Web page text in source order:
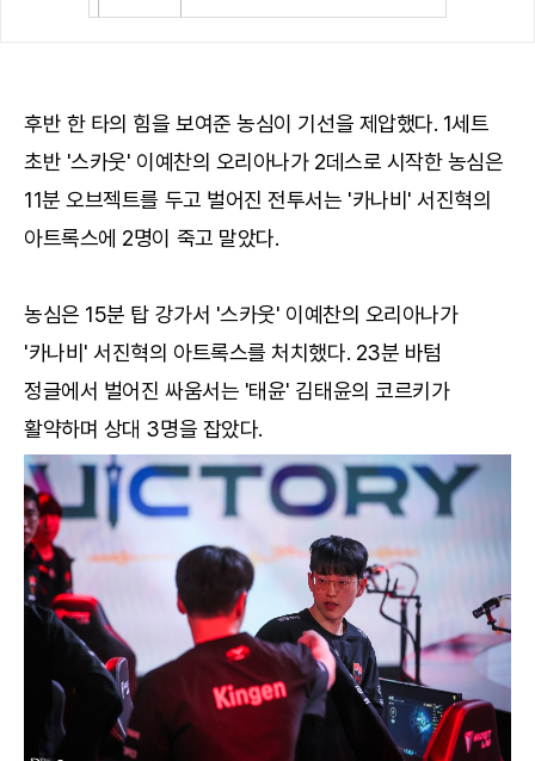
후반 한 타의 힘을 보여준 농심이 기선을 제압했다. 1세트
초반 '스카웃' 이예찬의 오리아나가 2데스로 시작한 농심은
11분 오브젝트를 두고 벌어진 전투서는 '카나비' 서진혁의
아트록스에 2명이 죽고 말았다.
농심은 15분 탑 강가서 '스카웃' 이예찬의 오리아나가
'카나비' 서진혁의 아트록스를 처치했다. 23분 바텀
정글에서 벌어진 싸움서는 '태윤' 김태윤의 코르키가
활약하며 상대 3명을 잡았다.